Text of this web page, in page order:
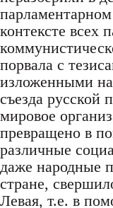
контексте всех
порвала с
изложенными
съезда русской
мировое
превращено в
различные
даже народные
стране,
Левая, т.е. в